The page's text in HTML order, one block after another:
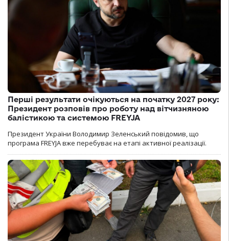
Перші результати очікуються на початку 2027 року:
Президент розповів про роботу над вітчизняною
балістикою та системою FREYJA
Президент України Володимир Зеленський повідомив, що
програма FREYJA вже перебуває на етапі активної реалізації.